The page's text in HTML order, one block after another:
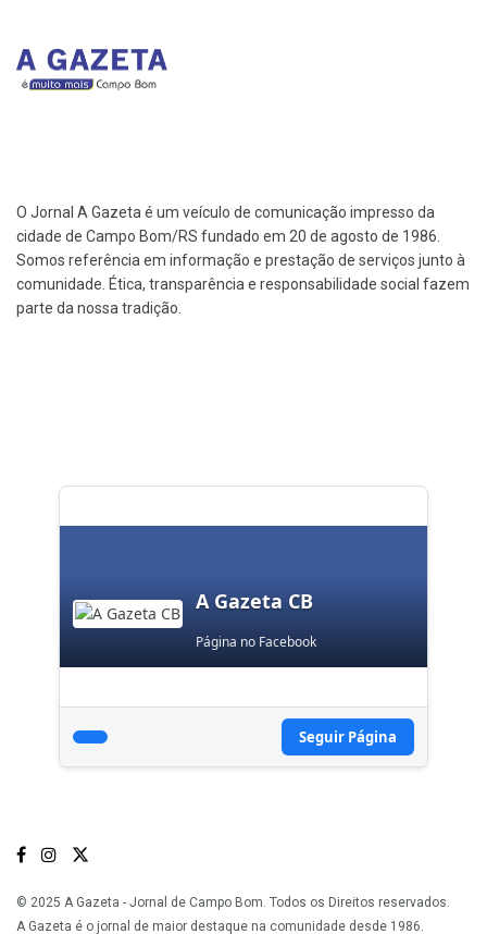
O Jornal A Gazeta é um veículo de comunicação impresso da
cidade de Campo Bom/RS fundado em 20 de agosto de 1986.
Somos referência em informação e prestação de serviços junto à
comunidade. Ética, transparência e responsabilidade social fazem
parte da nossa tradição.
A Gazeta CB
Página no Facebook
Seguir Página
© 2025 A Gazeta - Jornal de Campo Bom. Todos os Direitos reservados.
A Gazeta é o jornal de maior destaque na comunidade desde 1986.